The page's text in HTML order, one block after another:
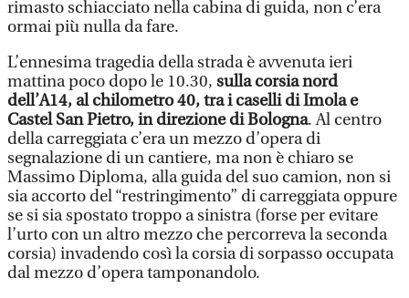
rimasto schiacciato nella cabina di guida, non c’era
ormai più nulla da fare.
L’ennesima tragedia della strada è avvenuta ieri
mattina poco dopo le 10.30, sulla corsia nord
dell’A14, al chilometro 40, tra i caselli di Imola e
Castel San Pietro, in direzione di Bologna. Al centro
della carreggiata c’era un mezzo d’opera di
segnalazione di un cantiere, ma non è chiaro se
Massimo Diploma, alla guida del suo camion, non si
sia accorto del “restringimento” di carreggiata oppure
se si sia spostato troppo a sinistra (forse per evitare
l’urto con un altro mezzo che percorreva la seconda
corsia) invadendo così la corsia di sorpasso occupata
dal mezzo d’opera tamponandolo.